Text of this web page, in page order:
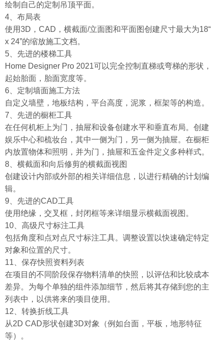
绘制自己的定制吊顶平面。
4、布局表
使用3D，CAD，横截面/立面图和平面图创建尺寸最大为18“
x 24”的缩放施工文档。
5、先进的楼梯工具
Home Designer Pro 2021可以完全控制直梯或弯梯的形状，
起始胎面，胎面宽度等。
6、定制墙面施工方法
自定义墙壁，地板结构，平台高度，泥浆，框架等的构造。
7、先进的橱柜工具
在任何机柜上为门，抽屉和设备创建水平和垂直布局。创建
娱乐中心和梳妆台，其中一侧为门，另一侧为抽屉。在橱柜
内放置物体和照明，并为门，抽屉和五金件定义多种样式。
8、横截面和向后修剪的横截面视图
创建设计内部或外部的相关详细信息，以进行精确的计划编
辑。
9、先进的CAD工具
使用绝缘，交叉框，封闭框等来详细显示横截面视图。
10、高级尺寸标注工具
包括角度和点对点尺寸标注工具。调整设置以快速确定特定
对象和位置的尺寸。
11、保存快照资料列表
在项目的不同阶段保存物料清单的快照，以评估和比较成本
差异。为每个单独的组件添加细节，然后将其存储到您的主
列表中，以供将来的项目使用。
12、转换折线工具
从2D CAD形状创建3D对象（例如台面，平板，地形特征
等）。